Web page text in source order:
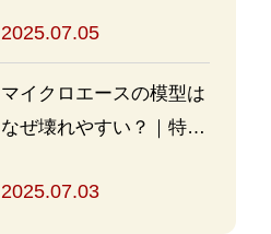
2025.07.05
マイクロエースの模型は
なぜ壊れやすい？｜特徴
2025.07.03